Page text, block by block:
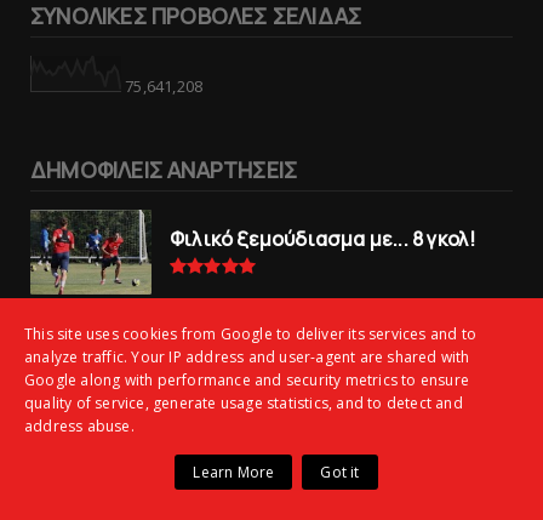
ΣΥΝΟΛΙΚΕΣ ΠΡΟΒΟΛΕΣ ΣΕΛΙΔΑΣ
75,641,208
ΔΗΜΟΦΙΛΕΙΣ ΑΝΑΡΤΗΣΕΙΣ
Φιλικό ξεμούδιασμα με... 8 γκολ!
στη μεγάλη κατηγορία» – Οι
ειδήσεις για τη νέα Super League 2
(vid)
φιλανθρωπικό τουρνουά του Bόλου
This site uses cookies from Google to deliver its services and to
analyze traffic. Your IP address and user-agent are shared with
Google along with performance and security metrics to ensure
quality of service, generate usage statistics, and to detect and
address abuse.
Learn More Got it